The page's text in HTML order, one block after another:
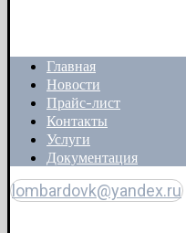
Главная
Новости
Прайс-лист
Контакты
Услуги
Документация
lombardovk@yandex.ru